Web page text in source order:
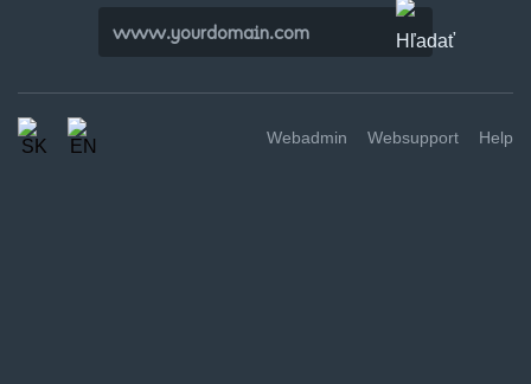
Webadmin Websupport Help